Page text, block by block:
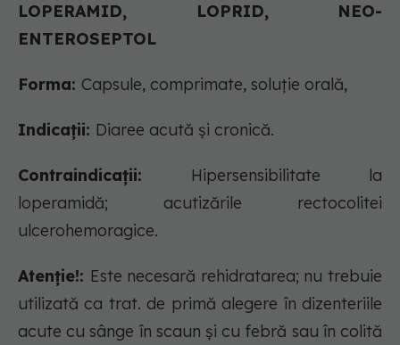
LOPERAMID, LOPRID, NEO-
ENTEROSEPTOL
Forma: Capsule, comprimate, soluție orală,
Indicații: Diaree acută și cronică.
Contraindicații: Hipersensibilitate la
loperamidă; acutizările rectocolitei
ulcerohemoragice.
Atenție!: Este necesară rehidratarea; nu trebuie
utilizată ca trat. de primă alegere în dizenteriile
acute cu sânge în scaun și cu febră sau în colită